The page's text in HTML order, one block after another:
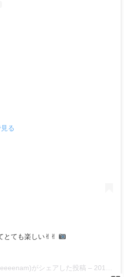
る
とても楽しい✌︎✌︎
がシェアした投稿 – 2016年 7月月1日午後9時01分PDT